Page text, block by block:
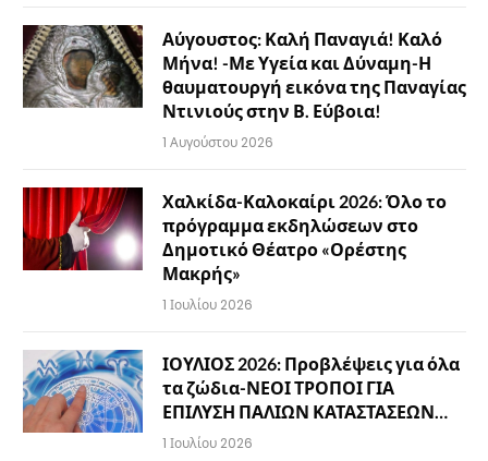
Αύγουστος: Καλή Παναγιά! Καλό
Μήνα! -Με Υγεία και Δύναμη-Η
θαυματουργή εικόνα της Παναγίας
Ντινιούς στην Β. Εύβοια!
1 Αυγούστου 2026
Χαλκίδα-Καλοκαίρι 2026: Όλο το
πρόγραμμα εκδηλώσεων στο
Δημοτικό Θέατρο «Ορέστης
Μακρής»
1 Ιουλίου 2026
ΙΟΥΛΙΟΣ 2026: Προβλέψεις για όλα
τα ζώδια-ΝΕΟΙ ΤΡΟΠΟΙ ΓΙΑ
ΕΠΙΛΥΣΗ ΠΑΛΙΩΝ ΚΑΤΑΣΤΑΣΕΩΝ…
1 Ιουλίου 2026